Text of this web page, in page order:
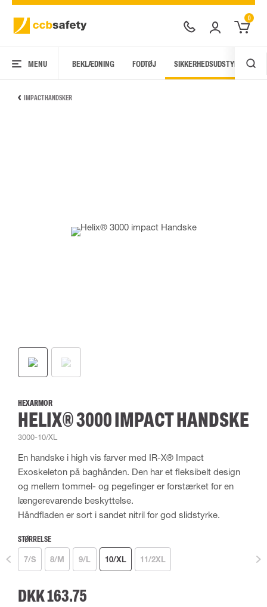
0
MENU BEKLÆDNING FODTØJ SIKKERHEDSUDSTYR
IMPACT HANDSKER
HEXARMOR
HELIX® 3000 IMPACT HANDSKE
3000-10/XL
En handske i high vis farver med IR-X® Impact
Exoskeleton på baghånden. Den har et fleksibelt design
og mellem tommel- og pegefinger er forstærket for en
længerevarende beskyttelse.
Håndfladen er sort i sandet nitril for god slidstyrke.
STØRRELSE
7/S 8/M 9/L 10/XL 11/2XL
DKK 163.75